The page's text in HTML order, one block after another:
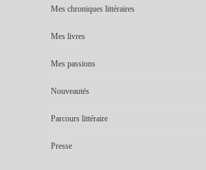
Mes chroniques littéraires
Mes livres
Mes passions
Nouveautés
Parcours littéraire
Presse